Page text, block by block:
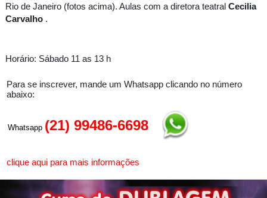
Rio de Janeiro (fotos acima). Aulas com a diretora teatral Cecilia
Carvalho .
Horário: Sábado 11 as 13 h
Para se inscrever, mande um Whatsapp clicando no número
abaixo:
Whatsapp (21) 99486-6698
clique aqui para mais informações